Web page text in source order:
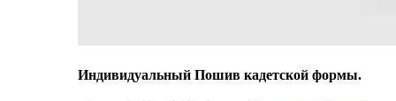
Индивидуальный Пошив кадетской формы.